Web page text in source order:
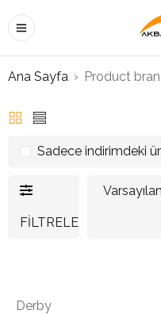
Ana Sayfa › Product
FILTRELE
Sadece indirimdeki
Derby